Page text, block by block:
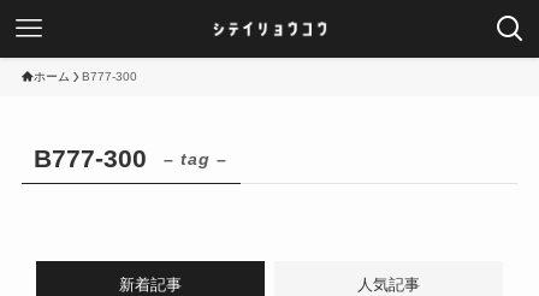
ホーム B777-300
B777-300 – tag –
新着記事 人気記事